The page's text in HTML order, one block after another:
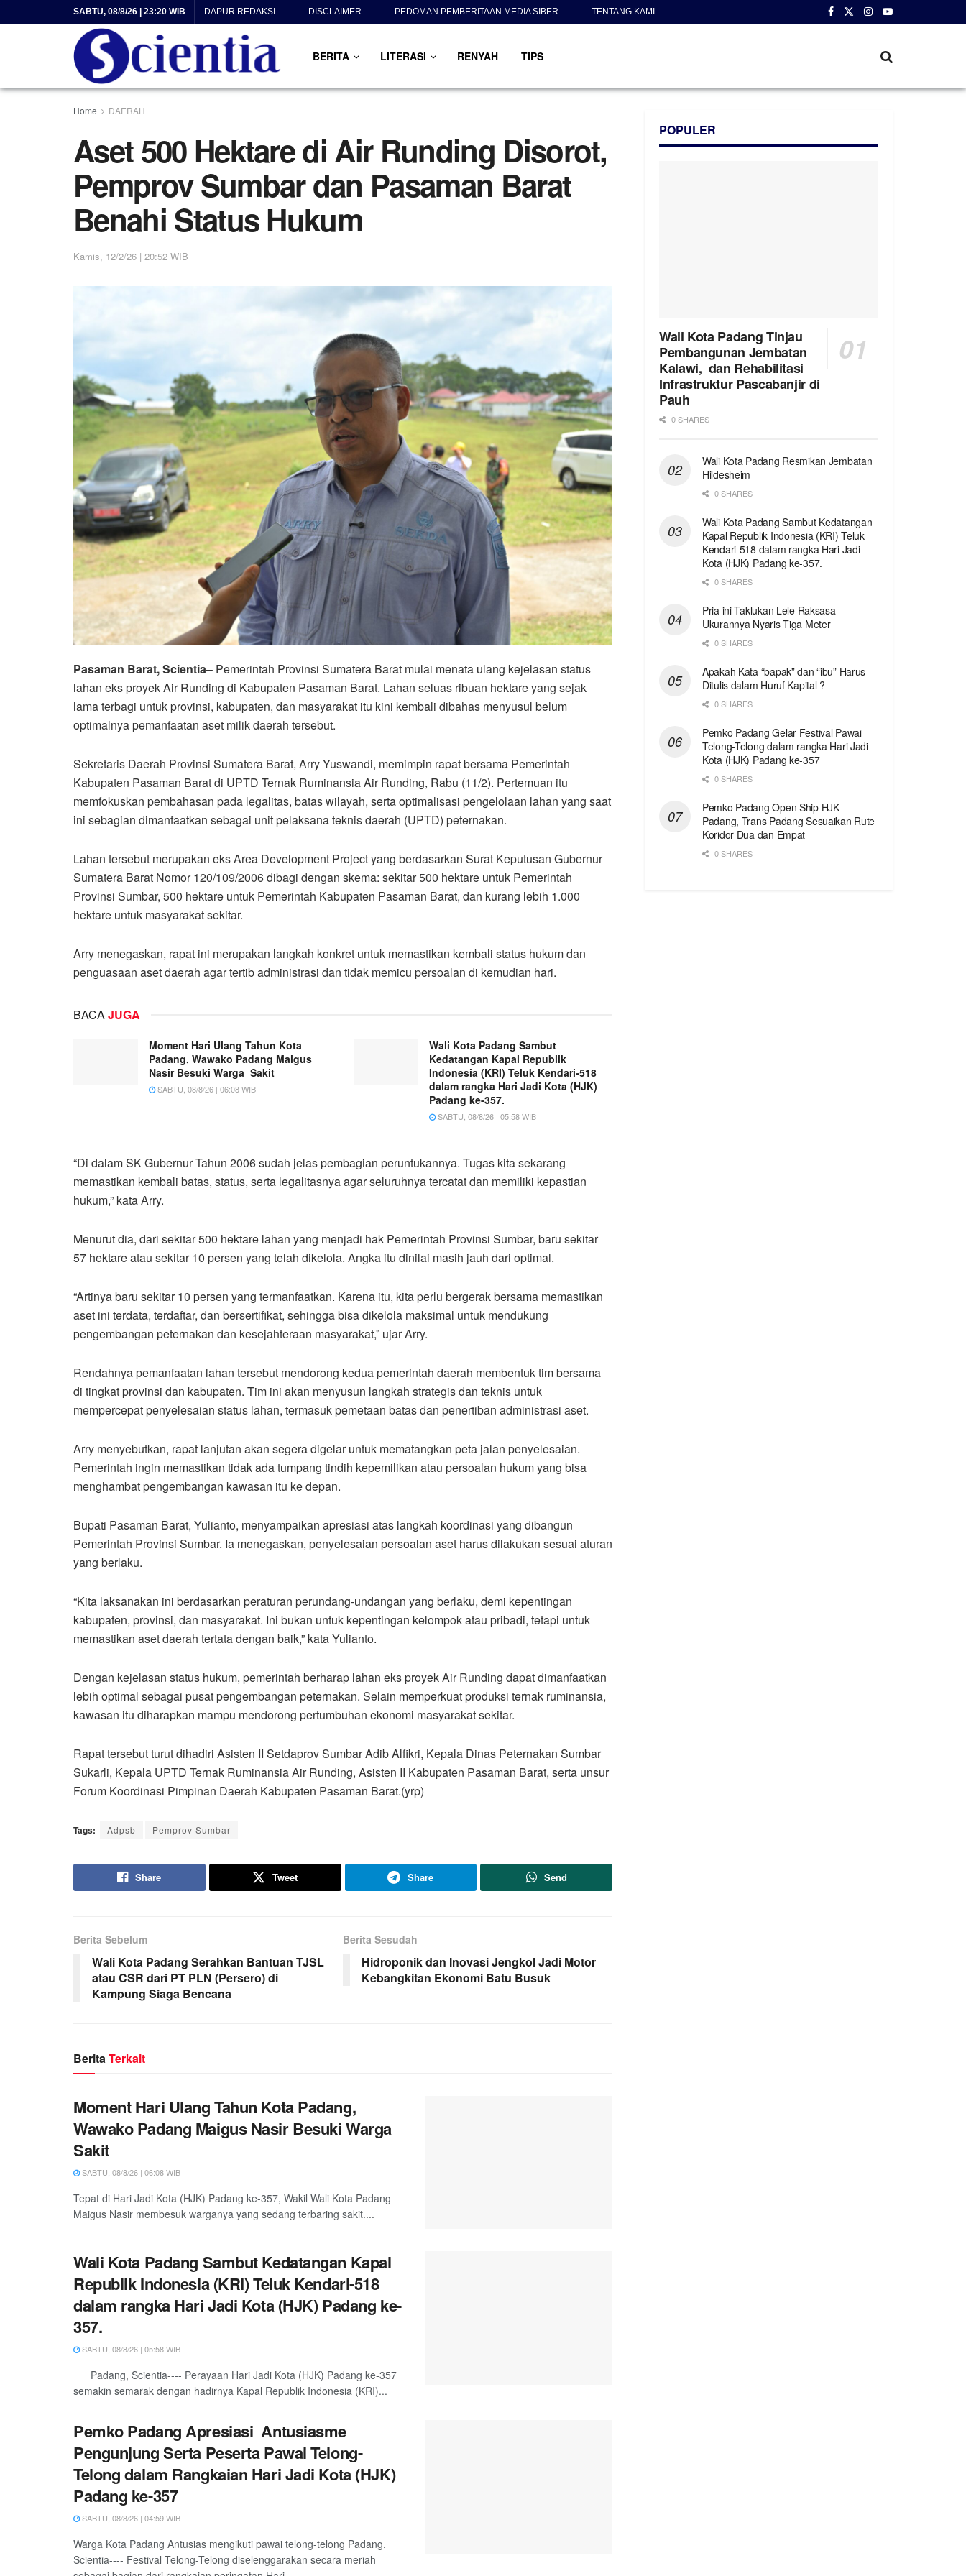
SABTU, 08/8/26 | 23:20 WIB DAPUR REDAKSI DISCLAIMER PEDOMAN PEMBERITAAN MEDIA SIBER TENTANG KAMI
BERITA LITERASI RENYAH TIPS
Home DAERAH
Aset 500 Hektare di Air Runding Disorot,
Pemprov Sumbar dan Pasaman Barat
Benahi Status Hukum
Kamis, 12/2/26 | 20:52 WIB
Pasaman Barat, Scientia– Pemerintah Provinsi Sumatera Barat mulai menata ulang kejelasan status
lahan eks proyek Air Runding di Kabupaten Pasaman Barat. Lahan seluas ribuan hektare yang sejak
lama terbagi untuk provinsi, kabupaten, dan masyarakat itu kini kembali dibahas menyusul belum
optimalnya pemanfaatan aset milik daerah tersebut.
Sekretaris Daerah Provinsi Sumatera Barat, Arry Yuswandi, memimpin rapat bersama Pemerintah
Kabupaten Pasaman Barat di UPTD Ternak Ruminansia Air Runding, Rabu (11/2). Pertemuan itu
memfokuskan pembahasan pada legalitas, batas wilayah, serta optimalisasi pengelolaan lahan yang saat
ini sebagian dimanfaatkan sebagai unit pelaksana teknis daerah (UPTD) peternakan.
Lahan tersebut merupakan eks Area Development Project yang berdasarkan Surat Keputusan Gubernur
Sumatera Barat Nomor 120/109/2006 dibagi dengan skema: sekitar 500 hektare untuk Pemerintah
Provinsi Sumbar, 500 hektare untuk Pemerintah Kabupaten Pasaman Barat, dan kurang lebih 1.000
hektare untuk masyarakat sekitar.
Arry menegaskan, rapat ini merupakan langkah konkret untuk memastikan kembali status hukum dan
penguasaan aset daerah agar tertib administrasi dan tidak memicu persoalan di kemudian hari.
BACAJUGA
Moment Hari Ulang Tahun Kota
Padang, Wawako Padang Maigus
Nasir Besuki Warga Sakit
SABTU, 08/8/26 | 06:08 WIB
Wali Kota Padang Sambut
Kedatangan Kapal Republik
Indonesia (KRI) Teluk Kendari-518
dalam rangka Hari Jadi Kota (HJK)
Padang ke-357.
SABTU, 08/8/26 | 05:58 WIB
“Di dalam SK Gubernur Tahun 2006 sudah jelas pembagian peruntukannya. Tugas kita sekarang
memastikan kembali batas, status, serta legalitasnya agar seluruhnya tercatat dan memiliki kepastian
hukum,” kata Arry.
Menurut dia, dari sekitar 500 hektare lahan yang menjadi hak Pemerintah Provinsi Sumbar, baru sekitar
57 hektare atau sekitar 10 persen yang telah dikelola. Angka itu dinilai masih jauh dari optimal.
“Artinya baru sekitar 10 persen yang termanfaatkan. Karena itu, kita perlu bergerak bersama memastikan
aset ini terdata, terdaftar, dan bersertifikat, sehingga bisa dikelola maksimal untuk mendukung
pengembangan peternakan dan kesejahteraan masyarakat,” ujar Arry.
Rendahnya pemanfaatan lahan tersebut mendorong kedua pemerintah daerah membentuk tim bersama
di tingkat provinsi dan kabupaten. Tim ini akan menyusun langkah strategis dan teknis untuk
mempercepat penyelesaian status lahan, termasuk pemetaan batas dan penertiban administrasi aset.
Arry menyebutkan, rapat lanjutan akan segera digelar untuk mematangkan peta jalan penyelesaian.
Pemerintah ingin memastikan tidak ada tumpang tindih kepemilikan atau persoalan hukum yang bisa
menghambat pengembangan kawasan itu ke depan.
Bupati Pasaman Barat, Yulianto, menyampaikan apresiasi atas langkah koordinasi yang dibangun
Pemerintah Provinsi Sumbar. Ia menegaskan, penyelesaian persoalan aset harus dilakukan sesuai aturan
yang berlaku.
“Kita laksanakan ini berdasarkan peraturan perundang-undangan yang berlaku, demi kepentingan
kabupaten, provinsi, dan masyarakat. Ini bukan untuk kepentingan kelompok atau pribadi, tetapi untuk
memastikan aset daerah tertata dengan baik,” kata Yulianto.
Dengan kejelasan status hukum, pemerintah berharap lahan eks proyek Air Runding dapat dimanfaatkan
lebih optimal sebagai pusat pengembangan peternakan. Selain memperkuat produksi ternak ruminansia,
kawasan itu diharapkan mampu mendorong pertumbuhan ekonomi masyarakat sekitar.
Rapat tersebut turut dihadiri Asisten II Setdaprov Sumbar Adib Alfikri, Kepala Dinas Peternakan Sumbar
Sukarli, Kepala UPTD Ternak Ruminansia Air Runding, Asisten II Kabupaten Pasaman Barat, serta unsur
Forum Koordinasi Pimpinan Daerah Kabupaten Pasaman Barat.(yrp)
Tags: Adpsb Pemprov Sumbar
Share Tweet Share Send
Berita Sebelum
Wali Kota Padang Serahkan Bantuan TJSL
atau CSR dari PT PLN (Persero) di
Kampung Siaga Bencana
Berita Sesudah
Hidroponik dan Inovasi Jengkol Jadi Motor
Kebangkitan Ekonomi Batu Busuk
BeritaTerkait
Moment Hari Ulang Tahun Kota Padang,
Wawako Padang Maigus Nasir Besuki Warga
Sakit
SABTU, 08/8/26 | 06:08 WIB
Tepat di Hari Jadi Kota (HJK) Padang ke-357, Wakil Wali Kota Padang
Maigus Nasir membesuk warganya yang sedang terbaring sakit....
Wali Kota Padang Sambut Kedatangan Kapal
Republik Indonesia (KRI) Teluk Kendari-518
dalam rangka Hari Jadi Kota (HJK) Padang ke-
357.
SABTU, 08/8/26 | 05:58 WIB
Padang, Scientia---- Perayaan Hari Jadi Kota (HJK) Padang ke-357
semakin semarak dengan hadirnya Kapal Republik Indonesia (KRI)...
Pemko Padang Apresiasi Antusiasme
Pengunjung Serta Peserta Pawai Telong-
Telong dalam Rangkaian Hari Jadi Kota (HJK)
Padang ke-357
SABTU, 08/8/26 | 04:59 WIB
Warga Kota Padang Antusias mengikuti pawai telong-telong Padang,
Scientia---- Festival Telong-Telong diselenggarakan secara meriah
POPULER
Wali Kota Padang Tinjau
Pembangunan Jembatan
Kalawi, dan Rehabilitasi
Infrastruktur Pascabanjir di
Pauh
0 SHARES
Wali Kota Padang Resmikan Jembatan
Hildesheim
0 SHARES
Wali Kota Padang Sambut Kedatangan
Kapal Republik Indonesia (KRI) Teluk
Kendari-518 dalam rangka Hari Jadi
Kota (HJK) Padang ke-357.
0 SHARES
Pria ini Taklukan Lele Raksasa
Ukurannya Nyaris Tiga Meter
0 SHARES
Apakah Kata “bapak” dan “ibu” Harus
Ditulis dalam Huruf Kapital ?
0 SHARES
Pemko Padang Gelar Festival Pawai
Telong-Telong dalam rangka Hari Jadi
Kota (HJK) Padang ke-357
0 SHARES
Pemko Padang Open Ship HJK
Padang, Trans Padang Sesuaikan Rute
Koridor Dua dan Empat
0 SHARES